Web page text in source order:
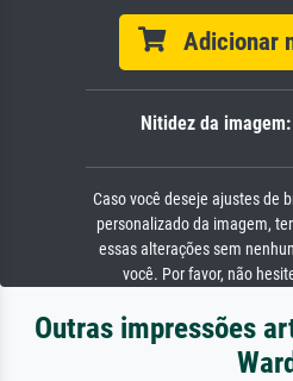
Adicionar
Nitidez da imagem:
Caso você deseje ajustes de
personalizado da imagem,
essas alterações sem
você. Por favor, não
Outras impressões